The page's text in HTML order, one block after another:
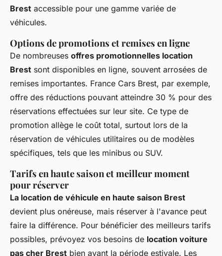
Brest accessible pour une gamme variée de
véhicules.
Options de promotions et remises en ligne
De nombreuses offres promotionnelles location
Brest sont disponibles en ligne, souvent arrosées de
remises importantes. France Cars Brest, par exemple,
offre des réductions pouvant atteindre 30 % pour des
réservations effectuées sur leur site. Ce type de
promotion allège le coût total, surtout lors de la
réservation de véhicules utilitaires ou de modèles
spécifiques, tels que les minibus ou SUV.
Tarifs en haute saison et meilleur moment
pour réserver
La location de véhicule en haute saison Brest
devient plus onéreuse, mais réserver à l'avance peut
faire la différence. Pour bénéficier des meilleurs tarifs
possibles, prévoyez vos besoins de location voiture
pas cher Brest bien avant la période estivale. Les